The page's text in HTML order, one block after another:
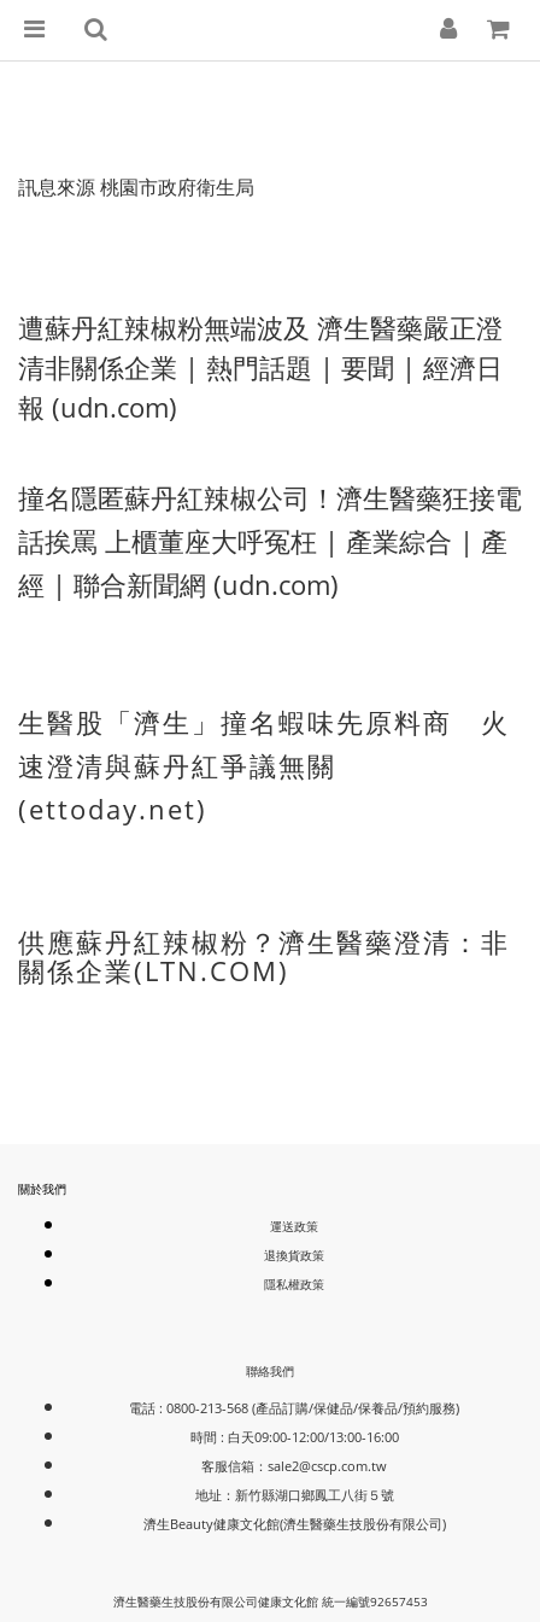
訊息來源 桃園市政府衛生局
遭蘇丹紅辣椒粉無端波及 濟生醫藥嚴正澄
清非關係企業 | 熱門話題 | 要聞 | 經濟日
報 (udn.com)
撞名隱匿蘇丹紅辣椒公司！濟生醫藥狂接電
話挨罵 上櫃董座大呼冤枉 | 產業綜合 | 產
經 | 聯合新聞網 (udn.com)
生醫股「濟生」撞名蝦味先原料商 火
速澄清與蘇丹紅爭議無關
(ettoday.net)
供應蘇丹紅辣椒粉？濟生醫藥澄清：非
關係企業(LTN.COM)
關於我們
運送政策
退換貨政策
隱私權政策
聯絡我們
電話 : 0800-213-568 (產品訂購/保健品/保養品/預約服務)
時間 : 白天09:00-12:00/13:00-16:00
客服信箱： sale2@cscp.com.tw
地址：新竹縣湖口鄉鳳工八街５號
濟生Beauty健康文化館(濟生醫藥生技股份有限公司)
濟生醫藥生技股份有限公司健康文化館 統一編號92657453